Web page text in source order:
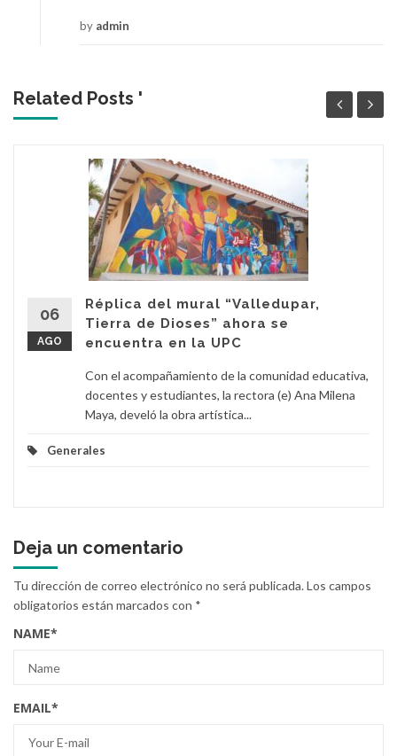
by admin
Related Posts '
06
AGO
Réplica del mural “Valledupar,
Tierra de Dioses” ahora se
encuentra en la UPC
Con el acompañamiento de la comunidad educativa,
docentes y estudiantes, la rectora (e) Ana Milena
Maya, develó la obra artística...
Generales
Deja un comentario
Tu dirección de correo electrónico no será publicada.Los campos
obligatorios están marcados con *
NAME*
EMAIL*